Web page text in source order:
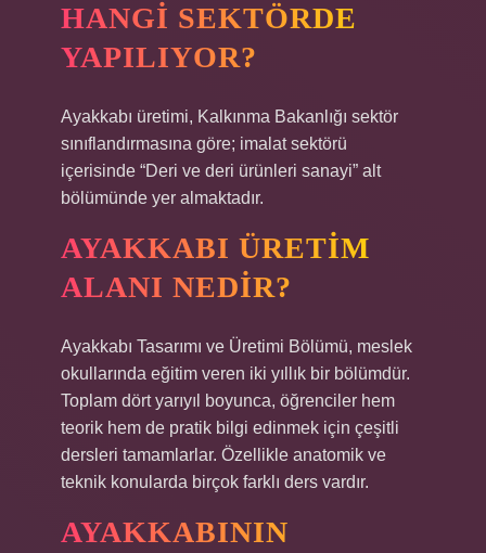
HANGI SEKTÖRDE
YAPILIYOR?
Ayakkabı üretimi, Kalkınma Bakanlığı sektör
sınıflandırmasına göre; imalat sektörü
içerisinde “Deri ve deri ürünleri sanayi” alt
bölümünde yer almaktadır.
AYAKKABI ÜRETIM
ALANI NEDIR?
Ayakkabı Tasarımı ve Üretimi Bölümü, meslek
okullarında eğitim veren iki yıllık bir bölümdür.
Toplam dört yarıyıl boyunca, öğrenciler hem
teorik hem de pratik bilgi edinmek için çeşitli
dersleri tamamlarlar. Özellikle anatomik ve
teknik konularda birçok farklı ders vardır.
AYAKKABININ